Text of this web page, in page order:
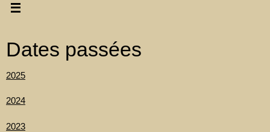
Dates passées
2025
2024
2023